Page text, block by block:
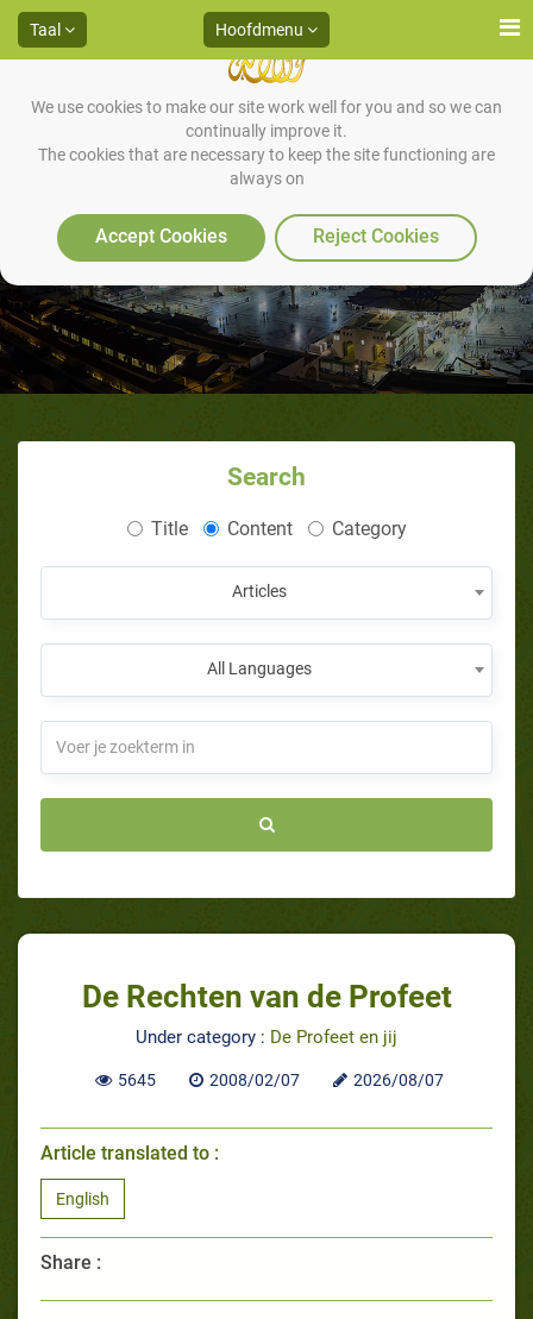
We use cookies to make our site work well for you and so we can
continually improve it.
The cookies that are necessary to keep the site functioning are
always on
Accept Cookies Reject Cookies
Taal Hoofdmenu
De Rechten van de Profeet
Search
Title Content Category
Articles
All Languages
De Rechten van de Profeet
Under category : De Profeet en jij
5645 2008/02/07 2026/08/07
Article translated to :
English
Share :